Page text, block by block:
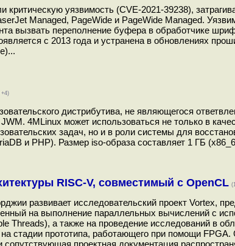
критическую уязвимость (CVE-2021-39238),
Managed, PageWide и PageWide Managed.
вызвать переполнение буфера в обработчике
с 2013 года и устранена в обновлениях
+4)
дистрибутива, не являющегося
4MLinux может использоваться не только в
задач, но и в роли системы для
и PHP). Размер iso-образа составляет 1 ГБ
RISC-V, совместимый с OpenCL
развивает исследовательский проект Vortex,
на выполнение параллельных вычислений с
Threads), а также на проведение исследований в
стадии прототипа, работающего при помощи
проектная документация